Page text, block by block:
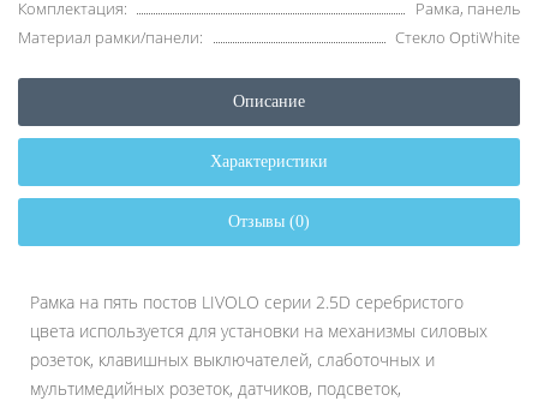
Комплектация:
Рамка, панель
Материал рамки/панели:
Стекло OptiWhite
Описание
Характеристики
Отзывы (0)
Рамка на пять постов LIVOLO серии 2.5D серебристого
цвета используется для установки на механизмы силовых
розеток, клавишных выключателей, слаботочных и
мультимедийных розеток, датчиков, подсветок,